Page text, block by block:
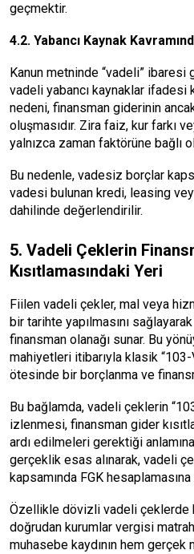
geçmektir.
4.2. Yabancı Kaynak
Kanun metninde “vadeli”
vadeli yabancı kaynaklar ifadesi
nedeni, finansman giderinin
oluşmasıdır. Zira faiz, kur farkı
yalnızca zaman faktörüne bağlı
Bu nedenle, vadesiz borçlar
vadesi bulunan kredi, leasing
dahilinde değerlendirilir.
5. Vadeli Çeklerin
Kısıtlamasındaki Yeri
Fiilen vadeli çekler, mal veya
bir tarihte yapılmasını
finansman olanağı sunar. Bu
mahiyetleri itibarıyla klasik “103-
ötesinde bir borçlanma ve
Bu bağlamda, vadeli çeklerin
izlenmesi, finansman gider
ardı edilmeleri gerektiği
gerçeklik esas alınarak, vadeli
kapsamında FGK
Özellikle dövizli vadeli çeklerde
doğrudan kurumlar vergisi
muhasebe kaydının hem